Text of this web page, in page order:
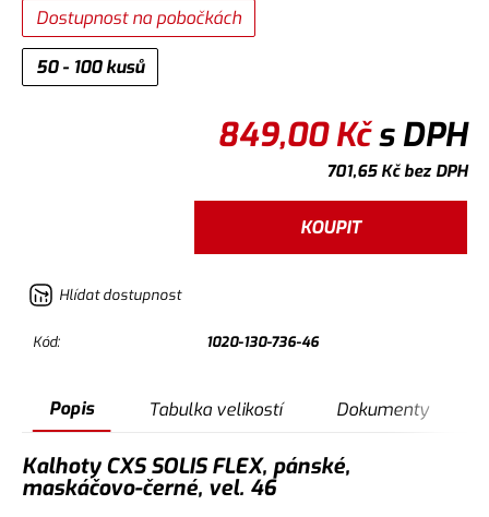
50 - 100 kusů
Dostupnost na pobočkách
849,00Kčs DPH
701,65Kčbez DPH
KOUPIT
Hlídat dostupnost
Kód: 1020-130-736-46
Popis Tabulka velikostí Dokumenty
Kalhoty CXS SOLIS FLEX, pánské,
maskáčovo-černé, vel. 46